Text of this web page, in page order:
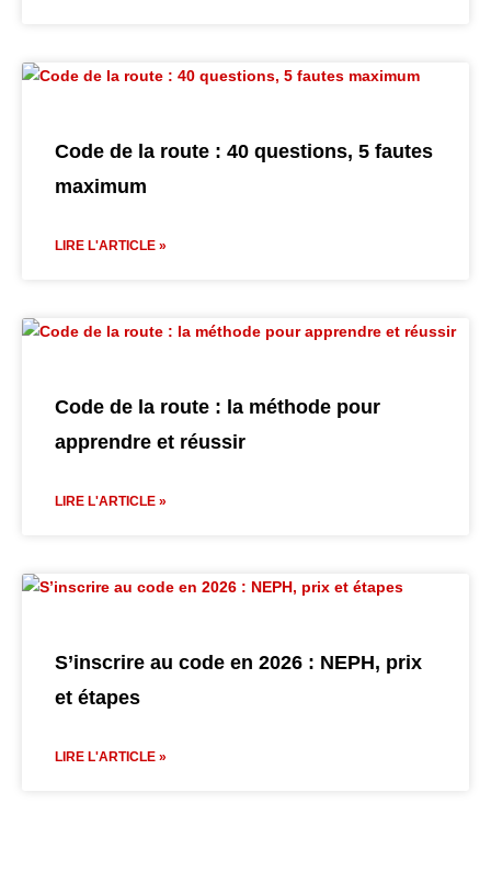
Code de la route : 40 questions, 5 fautes
maximum
LIRE L'ARTICLE »
Code de la route : la méthode pour
apprendre et réussir
LIRE L'ARTICLE »
S’inscrire au code en 2026 : NEPH, prix
et étapes
LIRE L'ARTICLE »